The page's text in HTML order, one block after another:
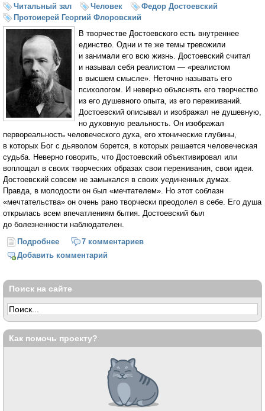
Читальный зал Человек
Федор Достоевский
Протоиерей Георгий Флоровский
В творчестве Достоевского есть внутреннее
единство. Одни и те же темы тревожили
и занимали его всю жизнь. Достоевский считал
и называл себя реалистом — «реалистом
в высшем смысле». Неточно называть его
психологом. И неверно объяснять его творчество
из его душевного опыта, из его переживаний.
Достоевский описывал и изображал не душевную,
но духовную реальность. Он изображал
первореальность человеческого духа, его хтонические глубины,
в которых Бог с дьяволом борется, в которых решается человеческая
судьба. Неверно говорить, что Достоевский объективировал или
воплощал в своих творческих образах свои переживания, свои идеи.
Достоевский совсем не замыкался в своих уединенных думах.
Правда, в молодости он был «мечтателем». Но этот соблазн
«мечтательства» он очень рано творчески преодолел в себе. Его душа
открылась всем впечатлениям бытия. Достоевский был
до болезненности наблюдателен.
Подробнее о Религиозные темы Достоевского (Протоиерей
Георгий Флоровский)
7 комментариев
Добавить комментарий
Поиск на сайте
Как помочь проекту?